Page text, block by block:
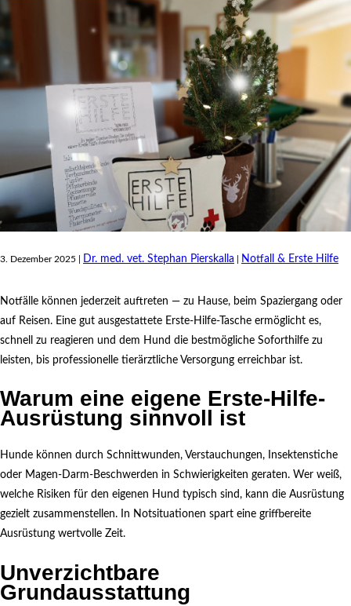
3. Dezember 2025 | Dr. med. vet. Stephan Pierskalla Notfall & Erste Hilfe
Notfälle können jederzeit auftreten — zu Hause, beim Spaziergang oder
auf Reisen. Eine gut ausgestattete Erste-Hilfe-Tasche ermöglicht es,
schnell zu reagieren und dem Hund die bestmögliche Soforthilfe zu
leisten, bis professionelle tierärztliche Versorgung erreichbar ist.
Warum eine eigene Erste-Hilfe-
Ausrüstung sinnvoll ist
Hunde können durch Schnittwunden, Verstauchungen, Insektenstiche
oder Magen-Darm-Beschwerden in Schwierigkeiten geraten. Wer weiß,
welche Risiken für den eigenen Hund typisch sind, kann die Ausrüstung
gezielt zusammenstellen. In Notsituationen spart eine griffbereite
Ausrüstung wertvolle Zeit.
Unverzichtbare
Grundausstattung